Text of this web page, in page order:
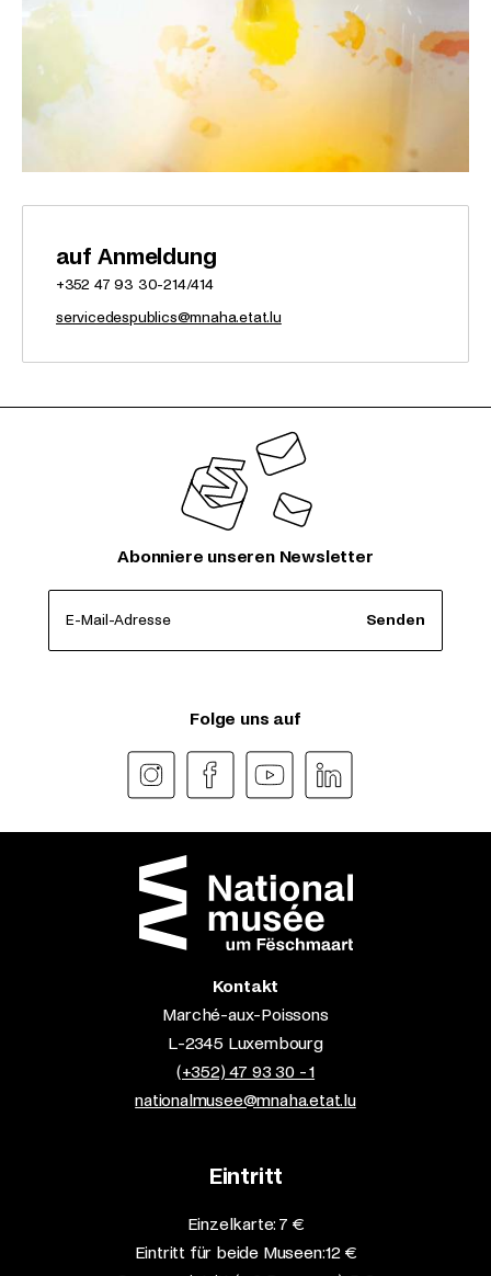
auf Anmeldung
+352 47 93 30-214/414
servicedespublics@mnaha.etat.lu
Abonniere unseren Newsletter
E-Mail-Adresse Senden
Folge uns auf
Kontakt
Marché-aux-Poissons
L-2345 Luxembourg
(+352) 47 93 30 - 1
nationalmusee@mnaha.etat.lu
Eintritt
Einzelkarte: 7 €​
Eintritt für beide Museen: 12 €​